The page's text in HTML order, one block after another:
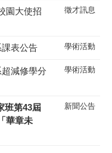
園大使招
徵才訊息
課表公告 學術活動
超減修學分
學術活動
班第43屆
華章未
新聞公告